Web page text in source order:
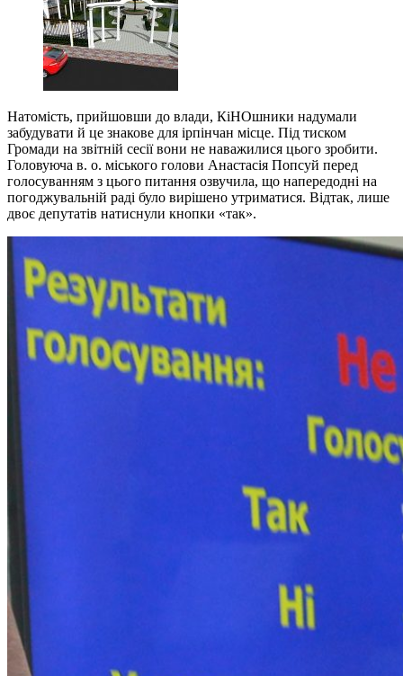
Натомість, прийшовши до влади, КіНОшники надумали
забудувати й це знакове для ірпінчан місце. Під тиском
Громади на звітній сесії вони не наважилися цього зробити.
Головуюча в. о. міського голови Анастасія Попсуй перед
голосуванням з цього питання озвучила, що напередодні на
погоджувальній раді було вирішено утриматися. Відтак, лише
двоє депутатів натиснули кнопки «так».